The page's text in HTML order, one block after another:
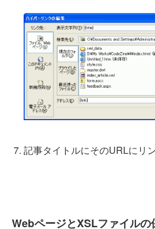
記事タイトルにそのURLにリ
WebページとXSLファイルの